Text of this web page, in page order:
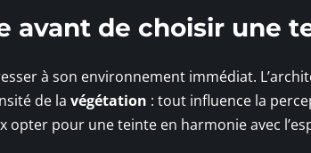
avant de choisir une
à son environnement immédiat.
de la végétation : tout influence la
opter pour une teinte en harmonie avec